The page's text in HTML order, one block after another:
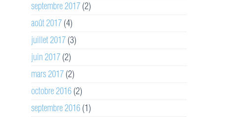
septembre 2017 (2)
août 2017 (4)
juillet 2017 (3)
juin 2017 (2)
mars 2017 (2)
octobre 2016 (2)
septembre 2016 (1)